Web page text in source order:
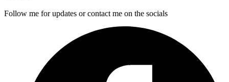
Follow me for updates or contact me on the socials